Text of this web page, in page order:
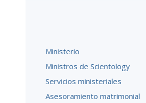
Ministerio
Ministros de Scientology
Servicios ministeriales
Asesoramiento matrimonial